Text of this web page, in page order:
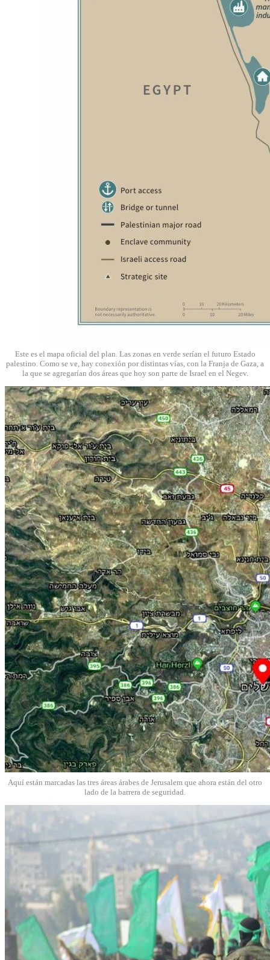
Este es el mapa oficial del plan. Las zonas en verde serían el futuro Estado
palestino. Como se ve, hay conexión por distintas vías, con la Franja de Gaza, a
la que se agregarían dos áreas que hoy son parte de Israel en el Negev.
Aquí están marcadas las tres áreas árabes de Jerusalem que ahora están del otro
lado de la barrera de seguridad.